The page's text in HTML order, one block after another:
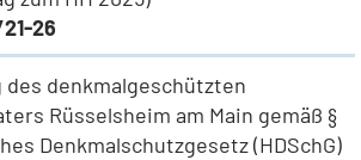
26
des denkmalgeschützten
Rüsselsheim am Main gemäß §
Denkmalschutzgesetz (HDSchG)